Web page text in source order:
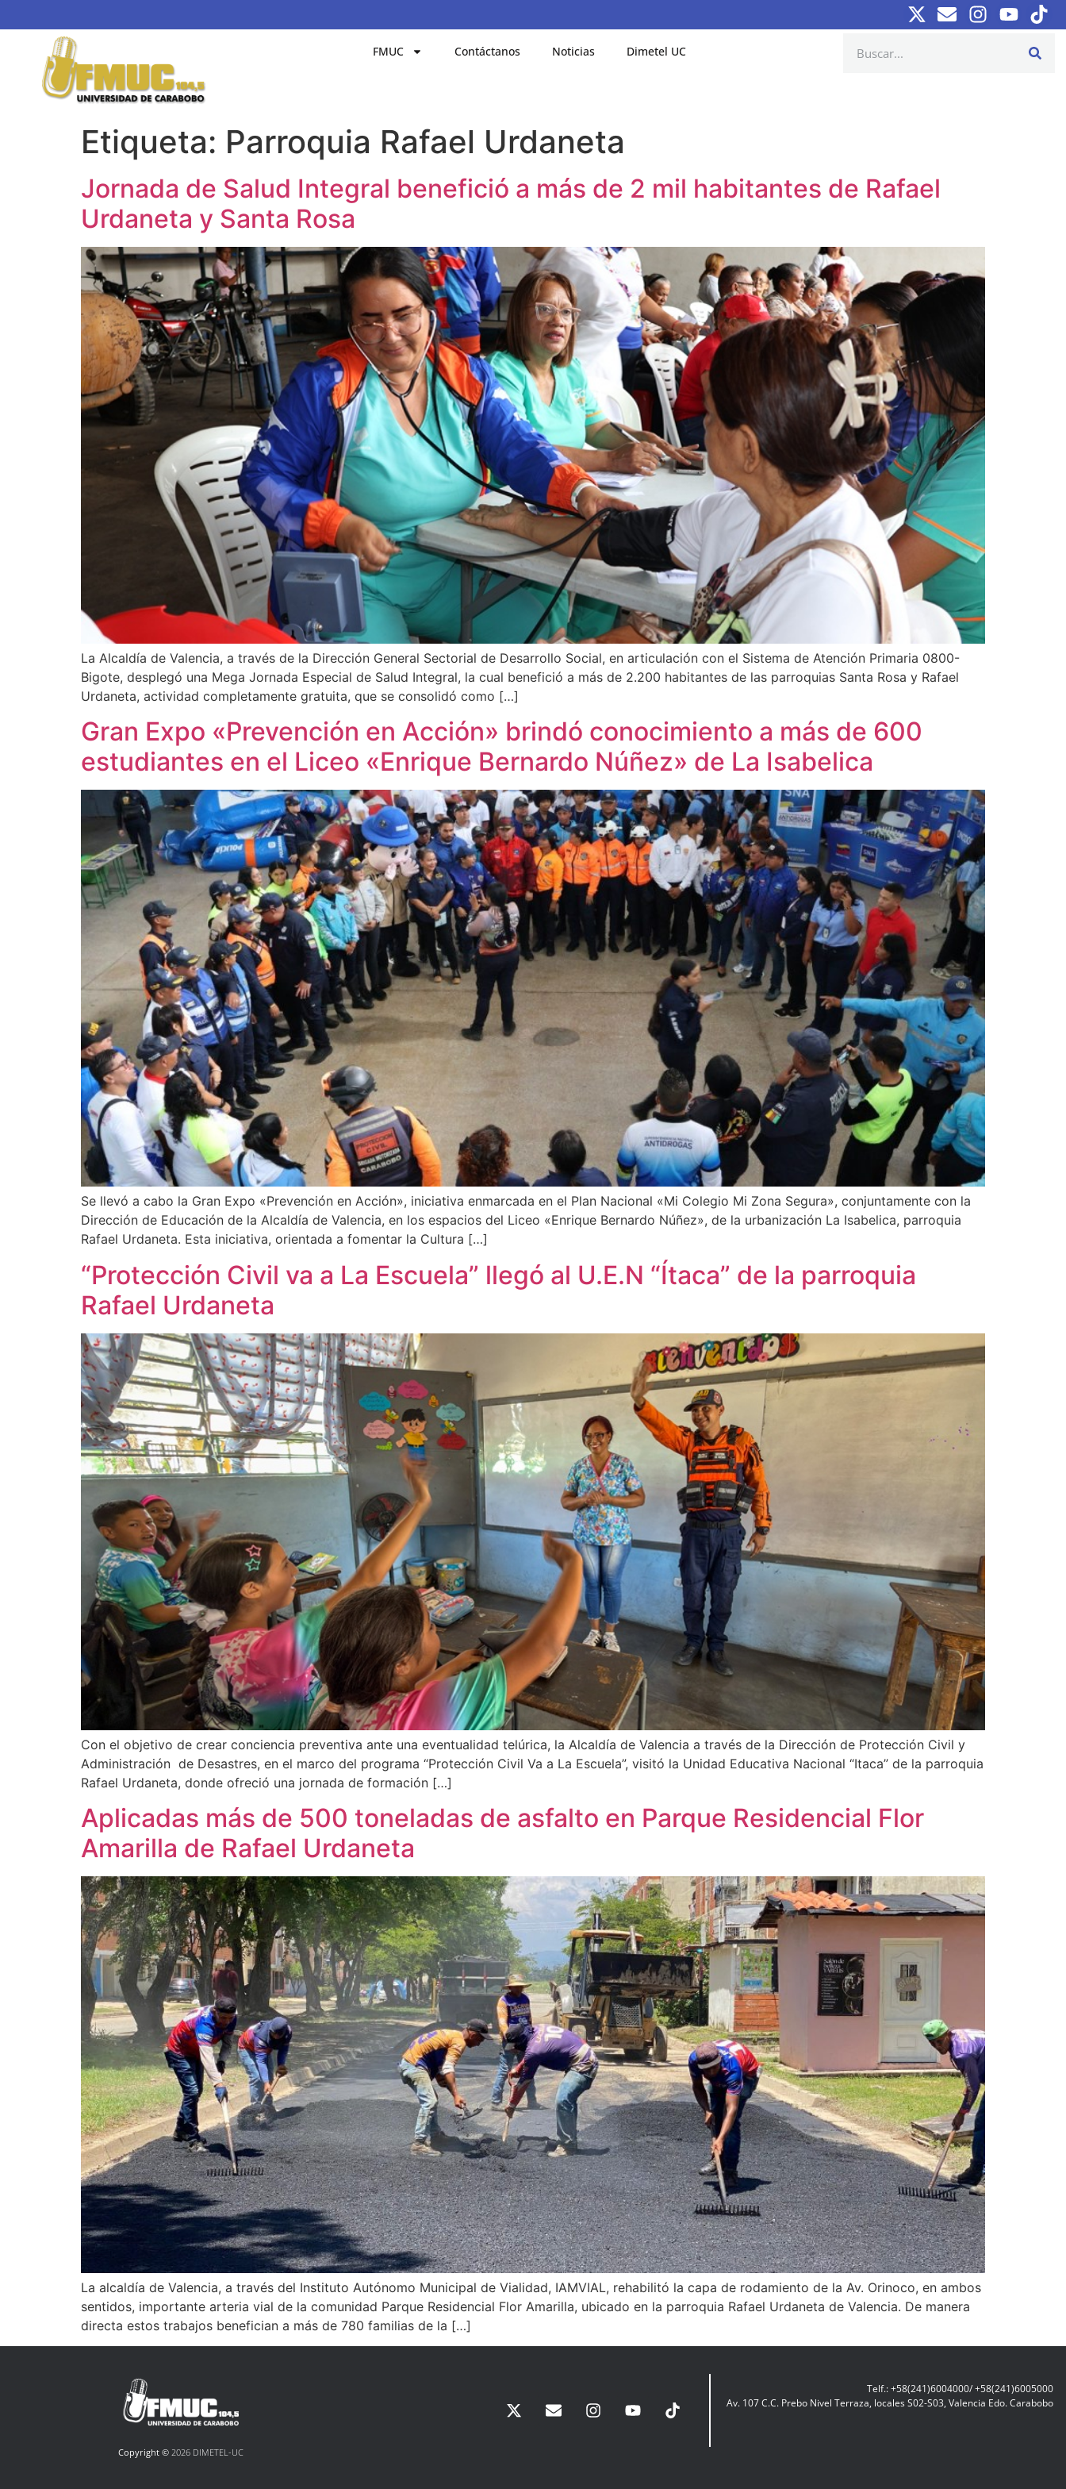
FMUC Contáctanos Noticias Dimetel UC
Etiqueta: Parroquia Rafael Urdaneta
Jornada de Salud Integral benefició a más de 2 mil habitantes de Rafael
Urdaneta y Santa Rosa
La Alcaldía de Valencia, a través de la Dirección General Sectorial de Desarrollo Social, en articulación con el Sistema de Atención Primaria 0800-
Bigote, desplegó una Mega Jornada Especial de Salud Integral, la cual benefició a más de 2.200 habitantes de las parroquias Santa Rosa y Rafael
Urdaneta, actividad completamente gratuita, que se consolidó como […]
Gran Expo «Prevención en Acción» brindó conocimiento a más de 600
estudiantes en el Liceo «Enrique Bernardo Núñez» de La Isabelica
Se llevó a cabo la Gran Expo «Prevención en Acción», iniciativa enmarcada en el Plan Nacional «Mi Colegio Mi Zona Segura», conjuntamente con la
Dirección de Educación de la Alcaldía de Valencia, en los espacios del Liceo «Enrique Bernardo Núñez», de la urbanización La Isabelica, parroquia
Rafael Urdaneta. Esta iniciativa, orientada a fomentar la Cultura […]
“Protección Civil va a La Escuela” llegó al U.E.N “Ítaca” de la parroquia
Rafael Urdaneta
Con el objetivo de crear conciencia preventiva ante una eventualidad telúrica, la Alcaldía de Valencia a través de la Dirección de Protección Civil y
Administración de Desastres, en el marco del programa “Protección Civil Va a La Escuela”, visitó la Unidad Educativa Nacional “Itaca” de la parroquia
Rafael Urdaneta, donde ofreció una jornada de formación […]
Aplicadas más de 500 toneladas de asfalto en Parque Residencial Flor
Amarilla de Rafael Urdaneta
La alcaldía de Valencia, a través del Instituto Autónomo Municipal de Vialidad, IAMVIAL, rehabilitó la capa de rodamiento de la Av. Orinoco, en ambos
sentidos, importante arteria vial de la comunidad Parque Residencial Flor Amarilla, ubicado en la parroquia Rafael Urdaneta de Valencia. De manera
directa estos trabajos benefician a más de 780 familias de la […]
Copyright ©2026 DIMETEL-UC
Telf.: +58(241)6004000/ +58(241)6005000
Av. 107 C.C. Prebo Nivel Terraza, locales S02-S03, Valencia Edo. Carabobo